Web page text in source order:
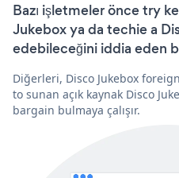
Bazı işletmeler önce try
Jukebox ya da techie a
edebileceğini iddia eden
Diğerleri, Disco Jukebox
to sunan açık kaynak Disco
bargain bulmaya çalışır.